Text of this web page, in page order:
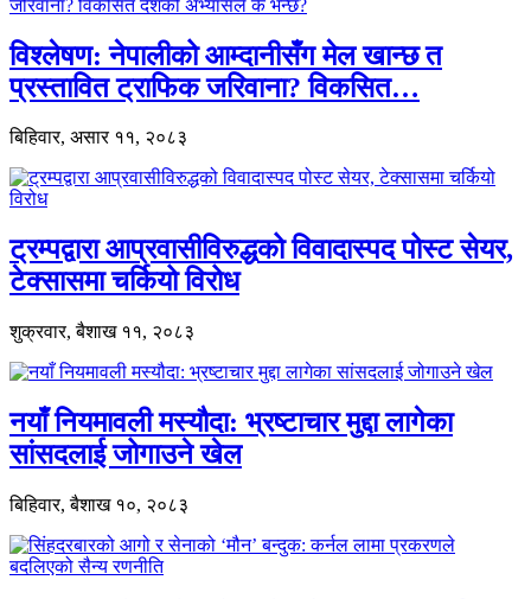
विश्लेषण: नेपालीको आम्दानीसँग मेल खान्छ त
प्रस्तावित ट्राफिक जरिवाना? विकसित…
बिहिवार, असार ११, २०८३
ट्रम्पद्वारा आप्रवासीविरुद्धको विवादास्पद पोस्ट सेयर,
टेक्सासमा चर्कियो विरोध
शुक्रवार, बैशाख ११, २०८३
नयाँ नियमावली मस्यौदा: भ्रष्टाचार मुद्दा लागेका
सांसदलाई जोगाउने खेल
बिहिवार, बैशाख १०, २०८३